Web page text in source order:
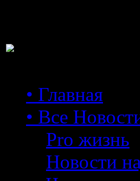
• Главная
• Все
Pro жизнь
Новости